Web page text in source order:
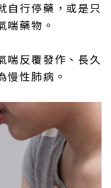
自行停藥，或是只
喘藥物。
喘反覆發作、長久
慢性肺病。